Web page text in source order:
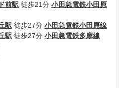
前駅 徒歩21分 小田急電鉄小田原
駅 徒歩27分 小田急電鉄小田原線
駅 徒歩27分 小田急電鉄多摩線